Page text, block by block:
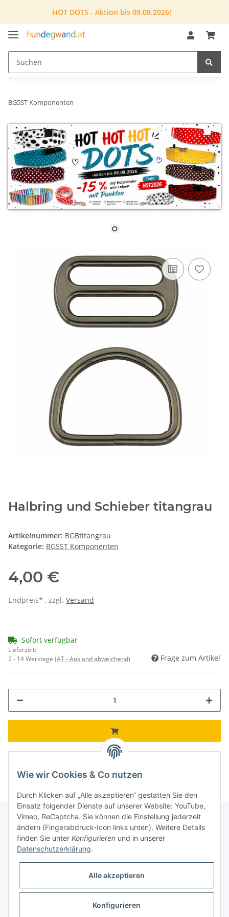
HOT DOTS - Aktion bis 09.08.2026!
BG5ST Komponenten
Halbring und Schieber titangrau
Artikelnummer: BGBtitangrau
Kategorie: BG5ST Komponenten
4,00 €
Endpreis* , zzgl. Versand
Sofort verfügbar
Lieferzeit:
2 - 14 Werktage (AT - Ausland abweichend) Frage zum Artikel
Loading... Komponenten werden geladen ...
Informationen
Galerie
Wie wir Cookies & Co nutzen
Durch Klicken auf „Alle akzeptieren“ gestatten Sie den
Einsatz folgender Dienste auf unserer Website: YouTube,
Vimeo, ReCaptcha. Sie können die Einstellung jederzeit
ändern (Fingerabdruck-Icon links unten). Weitere Details
finden Sie unter Konfigurieren und in unserer
Datenschutzerklärung.
Alle akzeptieren
Konfigurieren